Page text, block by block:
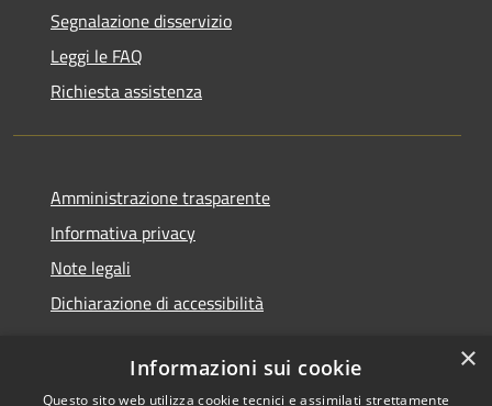
Segnalazione disservizio
Leggi le FAQ
Richiesta assistenza
Amministrazione trasparente
Informativa privacy
Note legali
Dichiarazione di accessibilità
×
Informazioni sui cookie
Questo sito web utilizza cookie tecnici e assimilati strettamente